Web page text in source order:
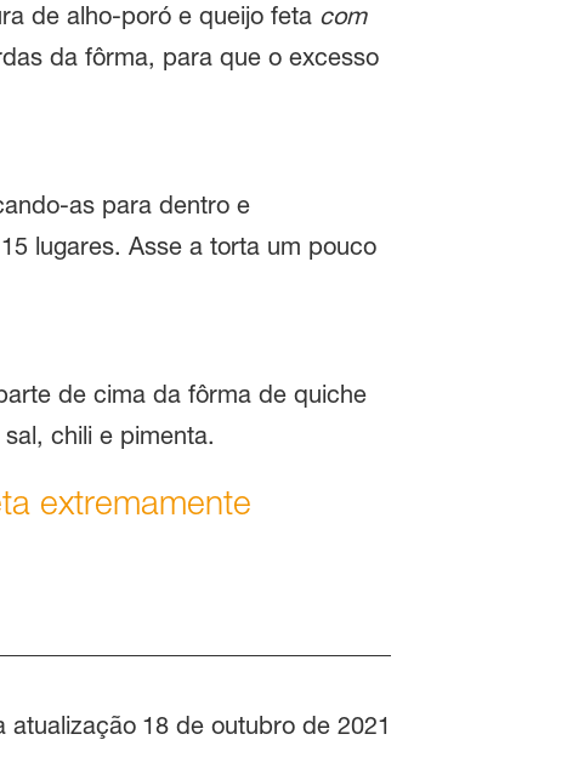
de alho-poró e queijo feta com
da fôrma, para que o excesso
as para dentro e
lugares. Asse a torta um pouco
de cima da fôrma de quiche
chili e pimenta.
extremamente
atualização 18 de outubro de 2021